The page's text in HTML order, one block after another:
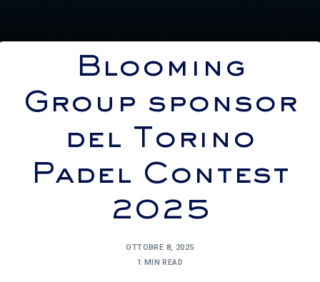
Blooming
Group sponsor
del Torino
Padel Contest
2025
OTTOBRE 8, 2025
1 MIN READ